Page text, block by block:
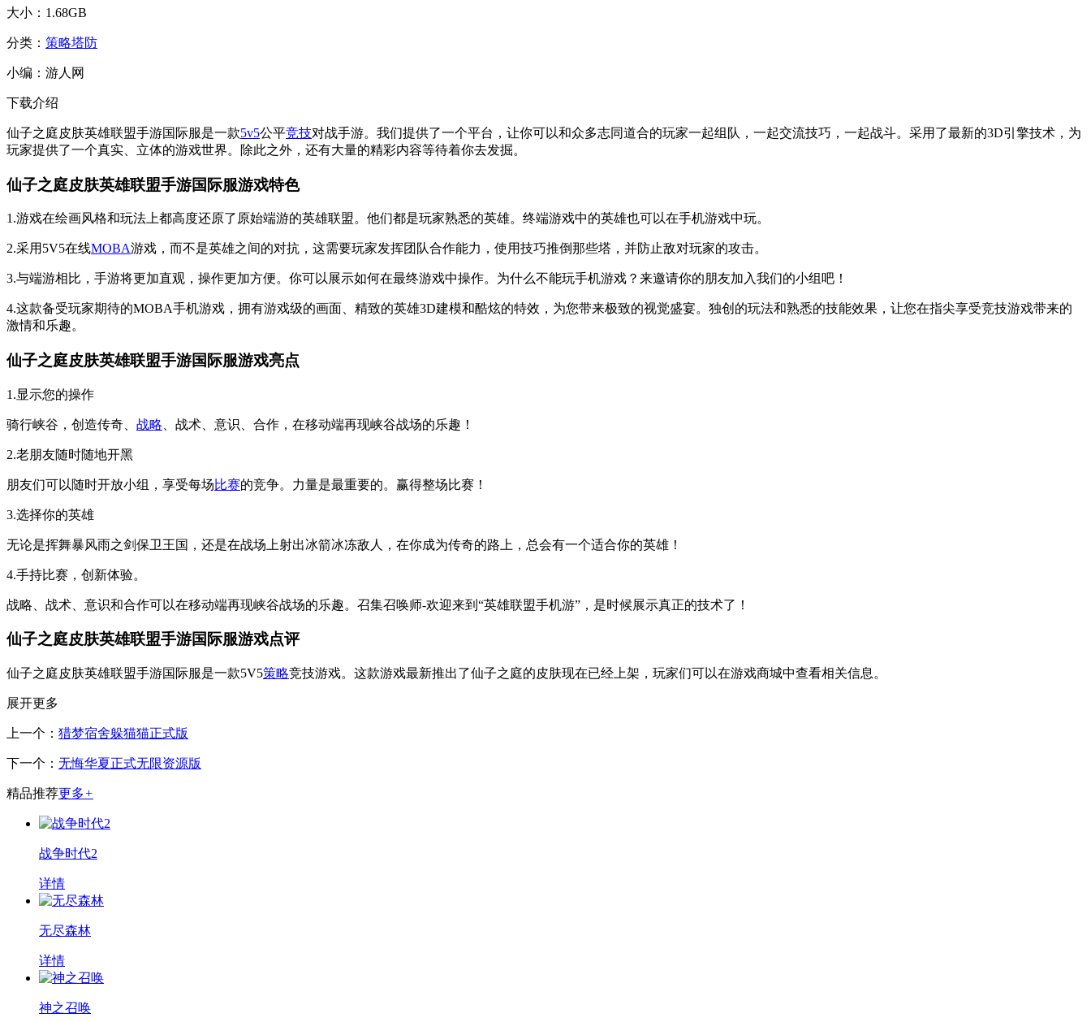
大小： 1.68GB
分类： 策略塔防
小编： 游人网
下载介绍
仙子之庭皮肤英雄联盟手游国际服是一款5v5公平竞技对战手游。我们提供了一个平台，让你可以和众多志同道合的玩家一起组队，一起交流技巧，一起战斗。采用了最新的3D引擎技术，为
玩家提供了一个真实、立体的游戏世界。除此之外，还有大量的精彩内容等待着你去发掘。
仙子之庭皮肤英雄联盟手游国际服游戏特色
1.游戏在绘画风格和玩法上都高度还原了原始端游的英雄联盟。他们都是玩家熟悉的英雄。终端游戏中的英雄也可以在手机游戏中玩。
2.采用5V5在线MOBA游戏，而不是英雄之间的对抗，这需要玩家发挥团队合作能力，使用技巧推倒那些塔，并防止敌对玩家的攻击。
3.与端游相比，手游将更加直观，操作更加方便。你可以展示如何在最终游戏中操作。为什么不能玩手机游戏？来邀请你的朋友加入我们的小组吧！
4.这款备受玩家期待的MOBA手机游戏，拥有游戏级的画面、精致的英雄3D建模和酷炫的特效，为您带来极致的视觉盛宴。独创的玩法和熟悉的技能效果，让您在指尖享受竞技游戏带来的
激情和乐趣。
仙子之庭皮肤英雄联盟手游国际服游戏亮点
1.显示您的操作
骑行峡谷，创造传奇、 战略 、战术、意识、合作，在移动端再现峡谷战场的乐趣！
2.老朋友随时随地开黑
朋友们可以随时开放小组，享受每场比赛的竞争。力量是最重要的。赢得整场比赛！
3.选择你的英雄
无论是挥舞暴风雨之剑保卫王国，还是在战场上射出冰箭冰冻敌人，在你成为传奇的路上，总会有一个适合你的英雄！
4.手持比赛，创新体验。
战略、战术、意识和合作可以在移动端再现峡谷战场的乐趣。召集召唤师-欢迎来到“英雄联盟手机游”，是时候展示真正的技术了！
仙子之庭皮肤英雄联盟手游国际服游戏点评
仙子之庭皮肤英雄联盟手游国际服是一款5V5策略竞技游戏。这款游戏最新推出了仙子之庭的皮肤现在已经上架，玩家们可以在游戏商城中查看相关信息。
展开更多
上一个： 猎梦宿舍躲猫猫正式版
下一个： 无悔华夏正式无限资源版
精品推荐更多+
战争时代2
详情
无尽森林
详情
神之召唤